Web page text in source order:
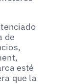
de
esté
que la